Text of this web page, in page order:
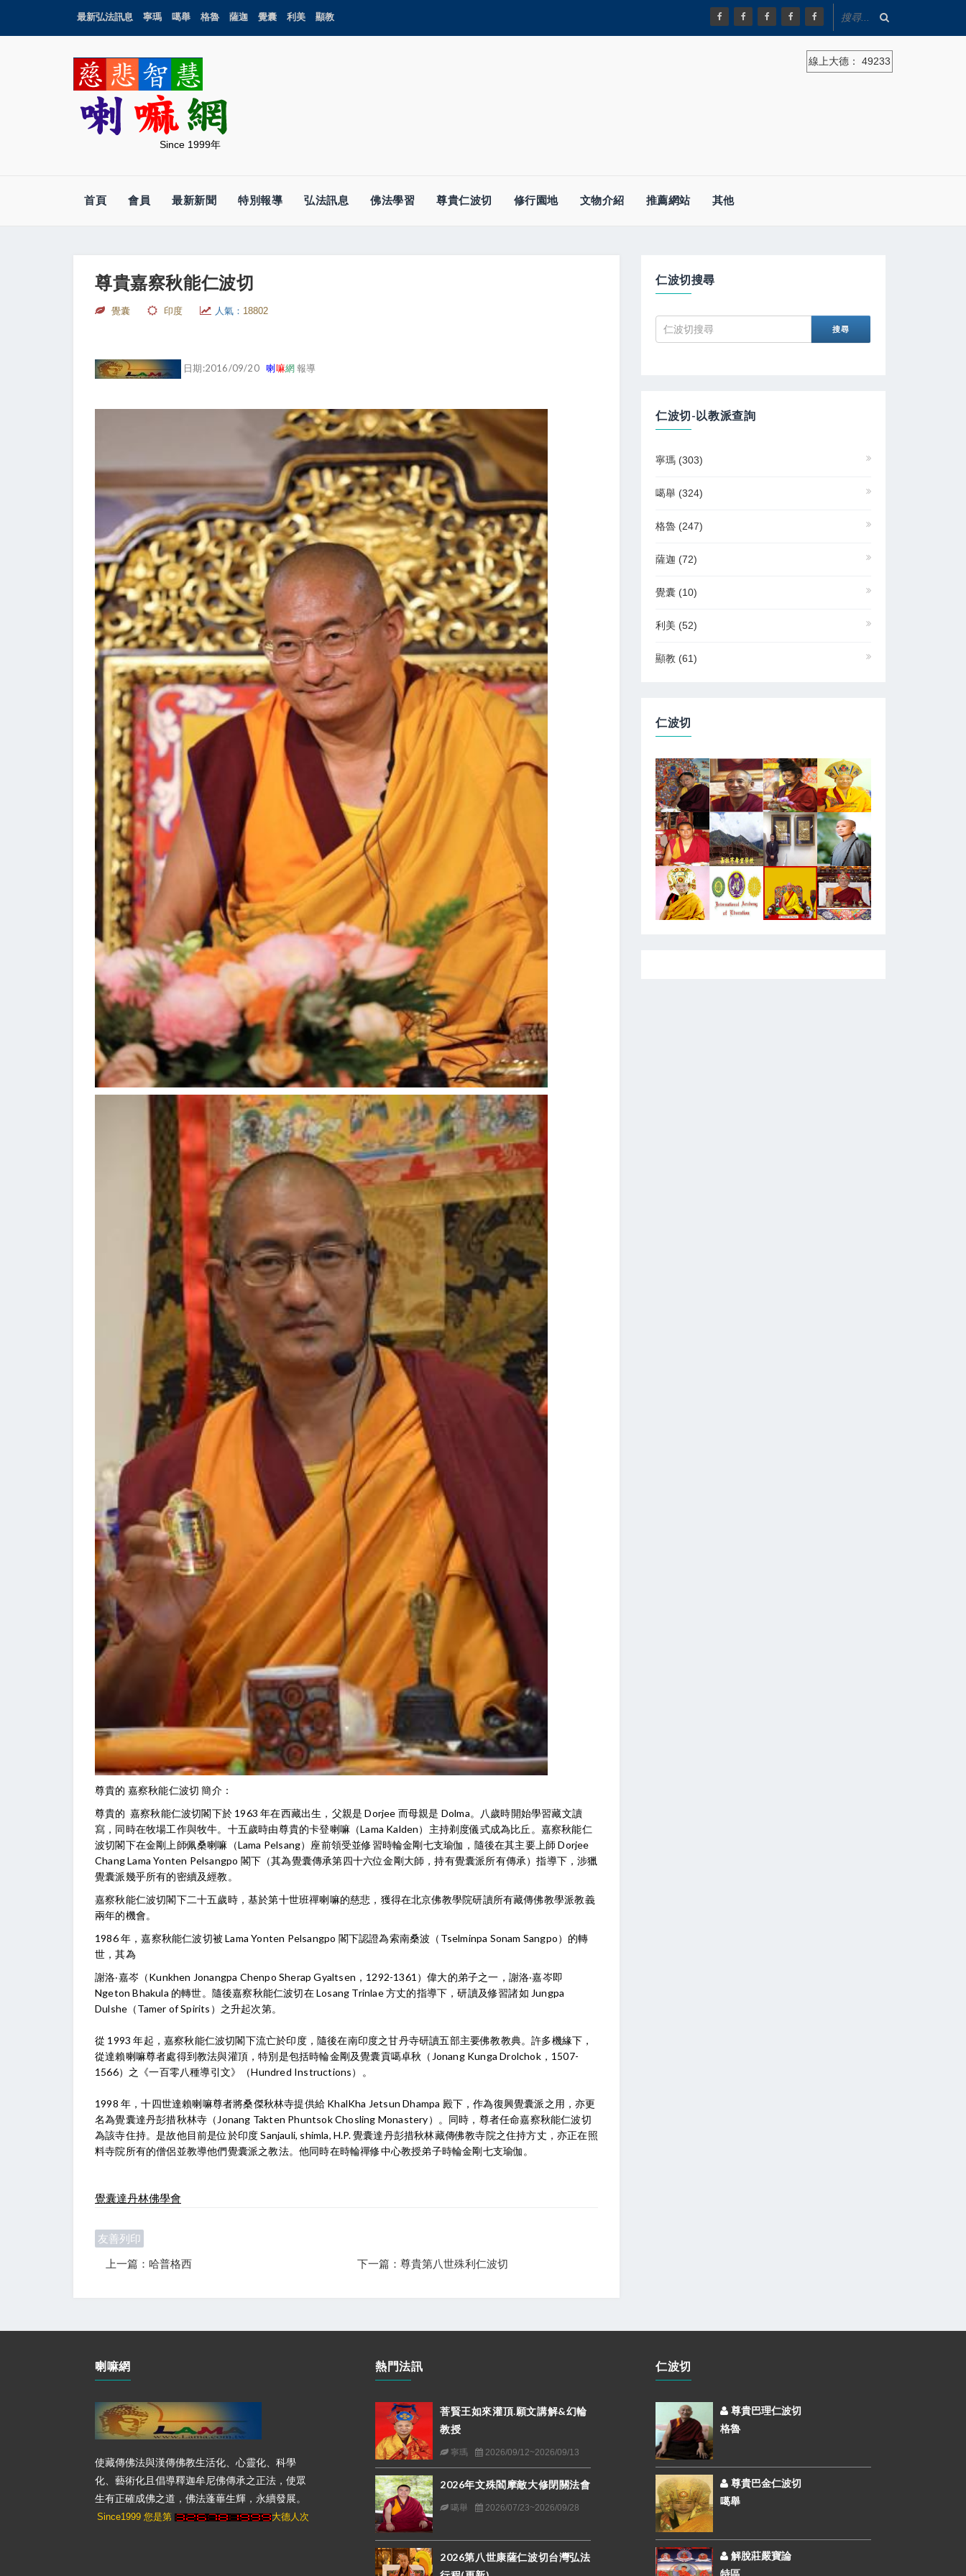
最新弘法訊息 寧瑪 噶舉 格魯 薩迦 覺囊 利美 顯教
Since 1999年
線上大德： 49233
首頁 會員 最新新聞 特別報導 弘法訊息 佛法學習 尊貴仁波切 修行園地 文物介紹 推薦網站 其他
尊貴嘉察秋能仁波切
覺囊 印度 人氣： 18802
日期:2016/09/20喇嘛網報導
尊貴的 嘉察秋能仁波切 簡介：
尊貴的 嘉察秋能仁波切閣下於 1963 年在西藏出生，父親是 Dorjee 而母親是 Dolma。八歲時開始學習藏文讀
寫，同時在牧場工作與牧牛。十五歲時由尊貴的卡登喇嘛（Lama Kalden）主持剃度儀式成為比丘。嘉察秋能仁
波切閣下在金剛上師佩桑喇嘛（Lama Pelsang）座前領受並修習時輪金剛七支瑜伽，隨後在其主要上師 Dorjee
Chang Lama Yonten Pelsangpo 閣下（其為覺囊傳承第四十六位金剛大師，持有覺囊派所有傳承）指導下，涉獵
覺囊派幾乎所有的密續及經教。
嘉察秋能仁波切閣下二十五歲時，基於第十世班禪喇嘛的慈悲，獲得在北京佛教學院研讀所有藏傳佛教學派教義
兩年的機會。
1986 年，嘉察秋能仁波切被 Lama Yonten Pelsangpo 閣下認證為索南桑波（Tselminpa Sonam Sangpo）的轉
世，其為
謝洛‧嘉岑（Kunkhen Jonangpa Chenpo Sherap Gyaltsen，1292-1361）偉大的弟子之一，謝洛‧嘉岑即
Ngeton Bhakula 的轉世。隨後嘉察秋能仁波切在 Losang Trinlae 方丈的指導下，研讀及修習諸如 Jungpa
Dulshe（Tamer of Spirits）之升起次第。
從 1993 年起，嘉察秋能仁波切閣下流亡於印度，隨後在南印度之甘丹寺研讀五部主要佛教教典。許多機緣下，
從達賴喇嘛尊者處得到教法與灌頂，特別是包括時輪金剛及覺囊貢噶卓秋（Jonang Kunga Drolchok，1507-
1566）之《一百零八種導引文》（Hundred Instructions）。
1998 年，十四世達賴喇嘛尊者將桑傑秋林寺提供給 KhalKha Jetsun Dhampa 殿下，作為復興覺囊派之用，亦更
名為覺囊達丹彭措秋林寺（Jonang Takten Phuntsok Chosling Monastery）。同時，尊者任命嘉察秋能仁波切
為該寺住持。是故他目前是位於印度 Sanjauli, shimla, H.P. 覺囊達丹彭措秋林藏傳佛教寺院之住持方丈，亦正在照
料寺院所有的僧侶並教導他們覺囊派之教法。他同時在時輪禪修中心教授弟子時輪金剛七支瑜伽。
覺囊達丹林佛學會
友善列印
上一篇：哈普格西 下一篇：尊貴第八世殊利仁波切
仁波切搜尋
仁波切-以教派查詢
寧瑪 (303)
噶舉 (324)
格魯 (247)
薩迦 (72)
覺囊 (10)
利美 (52)
顯教 (61)
仁波切
喇嘛網
使藏傳佛法與漢傳佛教生活化、心靈化、科學
化、藝術化且倡導釋迦牟尼佛傳承之正法，使眾
生有正確成佛之道，佛法蓬蓽生輝，永續發展。
Since1999 您是第 大德人次
熱門法訊
菩賢王如來灌頂.願文講解&幻輪
教授
寧瑪 2026/09/12~2026/09/13
2026年文殊閻摩敵大修閉關法會
噶舉 2026/07/23~2026/09/28
2026第八世康薩仁波切台灣弘法
仁波切
尊貴巴理仁波切
格魯
尊貴巴金仁波切
噶舉
解脫莊嚴寶論